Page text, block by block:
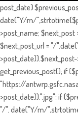
post_date)
date("Y/m/
>post_name;
$next_post_url = "/
get_previous_post(); if
"https://
>post_date)).".jpg"; if
"/". date("Y/m/